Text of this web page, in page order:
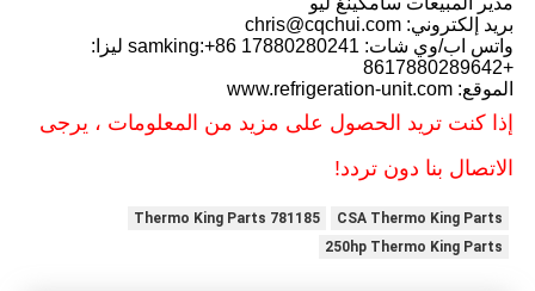
بريد إلكتروني: chris@cqchui.com
واتس اب/وي شات: samking:+86 17880280241 ليزا:
+8617880289642
الموقع: www.refrigeration-unit.com
إذا كنت تريد الحصول على مزيد من المعلومات ، يرجى
الاتصال بنا دون تردد!
CSA Thermo King Parts
781185 Thermo King Parts
250hp Thermo King Parts